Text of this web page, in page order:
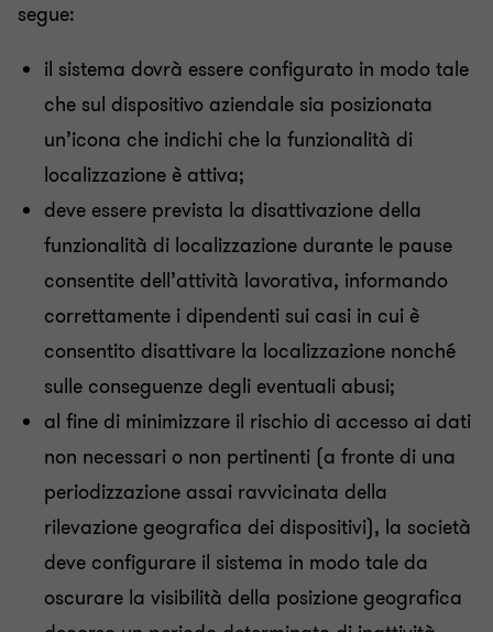
segue:
il sistema dovrà essere configurato in modo tale
che sul dispositivo aziendale sia posizionata
un’icona che indichi che la funzionalità di
localizzazione è attiva;
deve essere prevista la disattivazione della
funzionalità di localizzazione durante le pause
consentite dell’attività lavorativa, informando
correttamente i dipendenti sui casi in cui è
consentito disattivare la localizzazione nonché
sulle conseguenze degli eventuali abusi;
al fine di minimizzare il rischio di accesso ai dati
non necessari o non pertinenti (a fronte di una
periodizzazione assai ravvicinata della
rilevazione geografica dei dispositivi), la società
deve configurare il sistema in modo tale da
oscurare la visibilità della posizione geografica